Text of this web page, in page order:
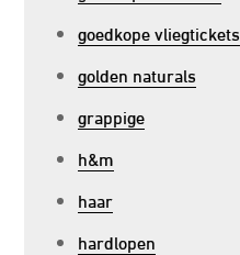
goedkope vliegtickets
golden naturals
grappige
h&m
haar
hardlopen